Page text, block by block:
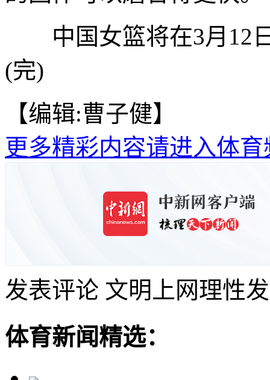
中国女篮将在3月12日
(完)
【编辑:曹子健】
更多精彩内容请进入体育
发表评论 文明上网理性
体育新闻精选：